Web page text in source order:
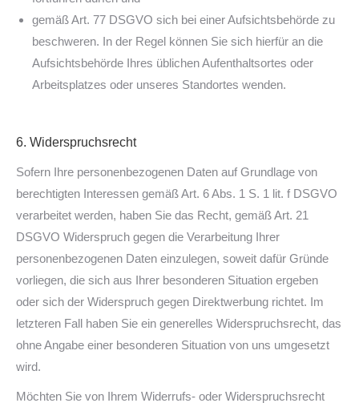
gemäß Art. 77 DSGVO sich bei einer Aufsichtsbehörde zu
beschweren. In der Regel können Sie sich hierfür an die
Aufsichtsbehörde Ihres üblichen Aufenthaltsortes oder
Arbeitsplatzes oder unseres Standortes wenden.
6. Widerspruchsrecht
Sofern Ihre personenbezogenen Daten auf Grundlage von
berechtigten Interessen gemäß Art. 6 Abs. 1 S. 1 lit. f DSGVO
verarbeitet werden, haben Sie das Recht, gemäß Art. 21
DSGVO Widerspruch gegen die Verarbeitung Ihrer
personenbezogenen Daten einzulegen, soweit dafür Gründe
vorliegen, die sich aus Ihrer besonderen Situation ergeben
oder sich der Widerspruch gegen Direktwerbung richtet. Im
letzteren Fall haben Sie ein generelles Widerspruchsrecht, das
ohne Angabe einer besonderen Situation von uns umgesetzt
wird.
Möchten Sie von Ihrem Widerrufs- oder Widerspruchsrecht